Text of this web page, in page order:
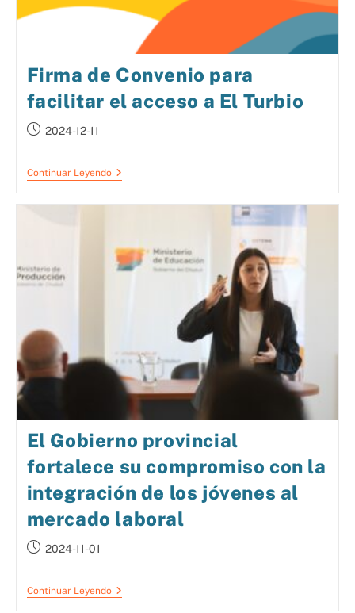
Firma de Convenio para
facilitar el acceso a El Turbio
2024-12-11
Continuar Leyendo
El Gobierno provincial
fortalece su compromiso con la
integración de los jóvenes al
mercado laboral
2024-11-01
Continuar Leyendo